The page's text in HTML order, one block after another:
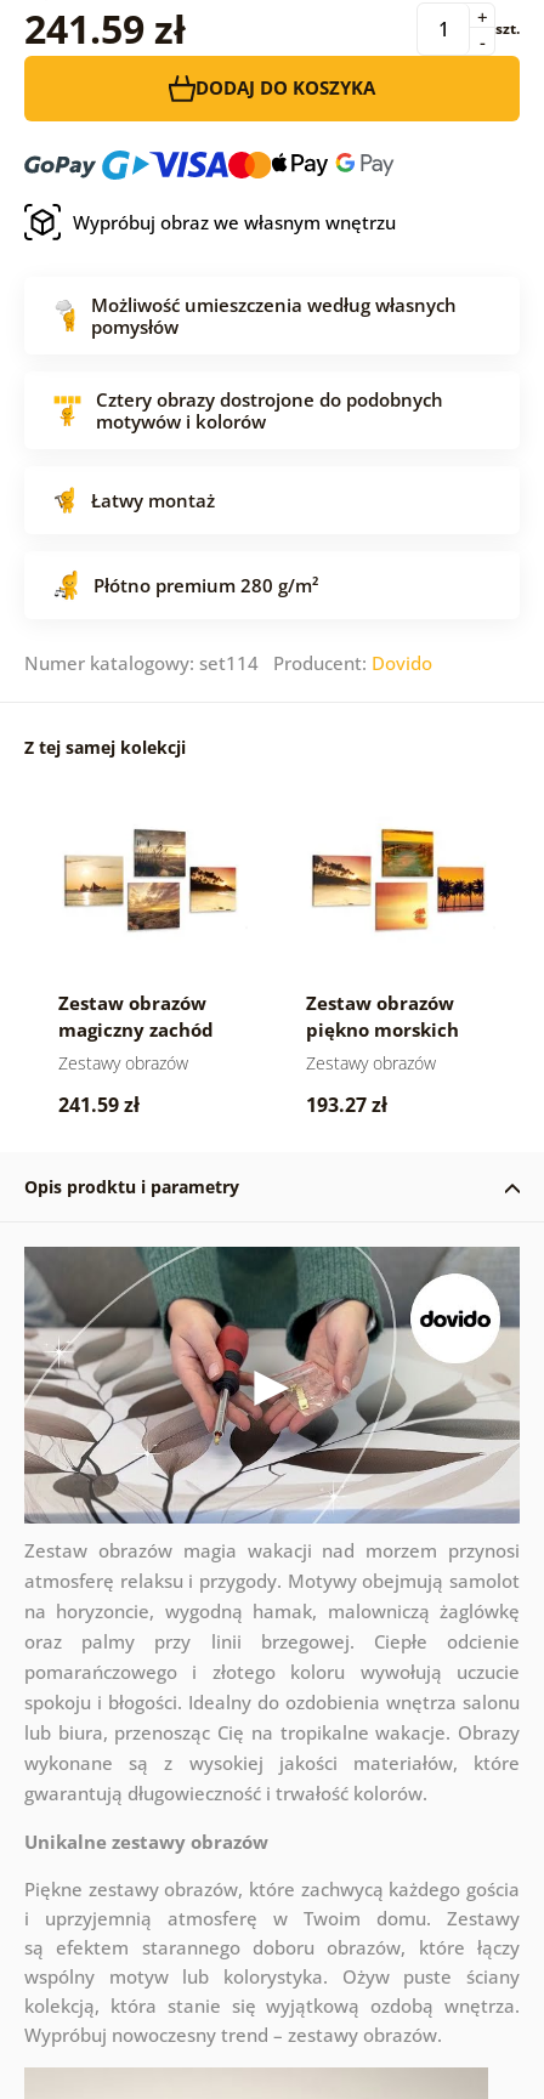
241.59 zł -
+ szt.
DODAJ DO KOSZYKA
Wypróbuj obraz we własnym wnętrzu
Możliwość umieszczenia według własnych
pomysłów
Cztery obrazy dostrojone do podobnych
motywów i kolorów
Łatwy montaż
Płótno premium 280 g/m²
Numer katalogowy: set114 Producent: Dovido
Z tej samej kolekcji
Zestaw obrazów
magiczny zachód
słońca nad morzem
Zestawy obrazów
241.59 zł
Zestaw obrazów
piękno morskich
krajobrazów
Zestawy obrazów
193.27 zł
Opis prodktu i parametry
Zestaw obrazów magia wakacji nad morzem przynosi
atmosferę relaksu i przygody. Motywy obejmują samolot
na horyzoncie, wygodną hamak, malowniczą żaglówkę
oraz palmy przy linii brzegowej. Ciepłe odcienie
pomarańczowego i złotego koloru wywołują uczucie
spokoju i błogości. Idealny do ozdobienia wnętrza salonu
lub biura, przenosząc Cię na tropikalne wakacje. Obrazy
wykonane są z wysokiej jakości materiałów, które
gwarantują długowieczność i trwałość kolorów.
Unikalne zestawy obrazów
Piękne zestawy obrazów, które zachwycą każdego gościa
i uprzyjemnią atmosferę w Twoim domu. Zestawy
są efektem starannego doboru obrazów, które łączy
wspólny motyw lub kolorystyka. Ożyw puste ściany
kolekcją, która stanie się wyjątkową ozdobą wnętrza.
Wypróbuj nowoczesny trend – zestawy obrazów.